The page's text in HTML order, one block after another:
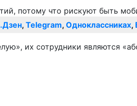
, Telegram, Одноклассниках,
их сотрудники являются